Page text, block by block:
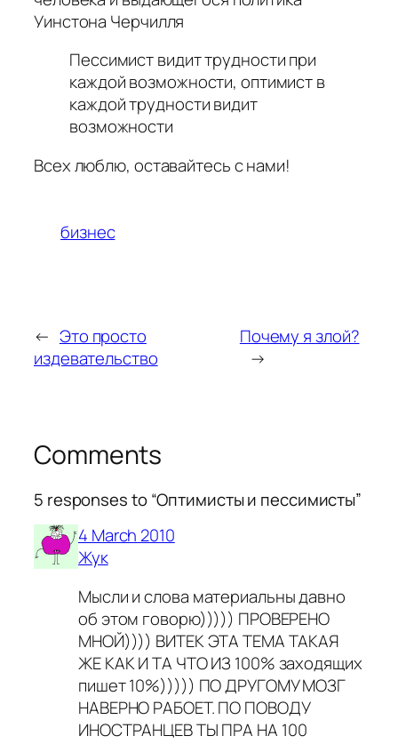
Уинстона Черчилля
Пессимист видит трудности при
каждой возможности, оптимист в
каждой трудности видит
возможности
Всех люблю, оставайтесь с нами!
бизнес
← Это просто
издевательство
Почему я злой?
→
Comments
5 responses to “Оптимисты и пессимисты”
4 March 2010
Жук
Мысли и слова материальны давно
об этом говорю))))) ПРОВЕРЕНО
МНОЙ)))) ВИТЕК ЭТА ТЕМА ТАКАЯ
ЖЕ КАК И ТА ЧТО ИЗ 100% заходящих
пишет 10%))))) ПО ДРУГОМУ МОЗГ
НАВЕРНО РАБОЕТ. ПО ПОВОДУ
ИНОСТРАНЦЕВ ТЫ ПРА НА 100